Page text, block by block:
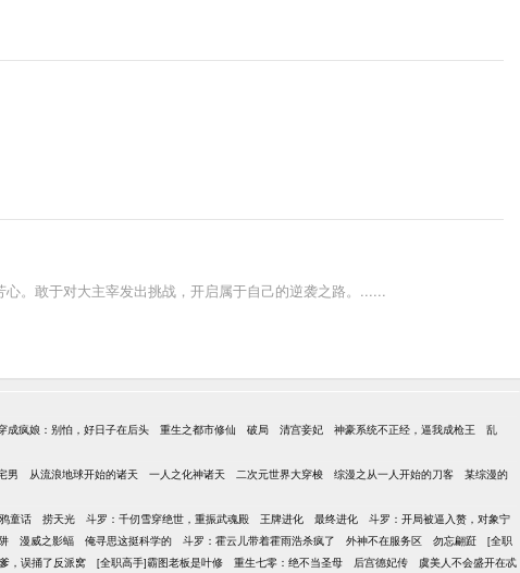
。敢于对大主宰发出挑战，开启属于自己的逆袭之路。......
成疯娘：别怕，好日子在后头 重生之都市修仙 破局 清宫妾妃 神豪系统不正经，逼我成枪王
乱
男 从流浪地球开始的诸天 一人之化神诸天 二次元世界大穿梭 综漫之从一人开始的刀客
某综漫的
童话 捞天光 斗罗：千仞雪穿绝世，重振武魂殿 王牌进化 最终进化
斗罗：开局被逼入赘，对象宁
漫威之影蝠 俺寻思这挺科学的 斗罗：霍云儿带着霍雨浩杀疯了 外神不在服务区 勿忘翩跹
[全职
，误捅了反派窝 [全职高手]霸图老板是叶修 重生七零：绝不当圣母 后宫德妃传 虞美人不会盛开在忒